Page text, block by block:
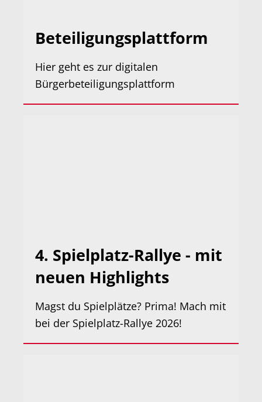
Beteiligungsplattform
Hier geht es zur digitalen
Bürgerbeteiligungsplattform
4. Spielplatz-Rallye - mit
neuen Highlights
Magst du Spielplätze? Prima! Mach mit
bei der Spielplatz-Rallye 2026!